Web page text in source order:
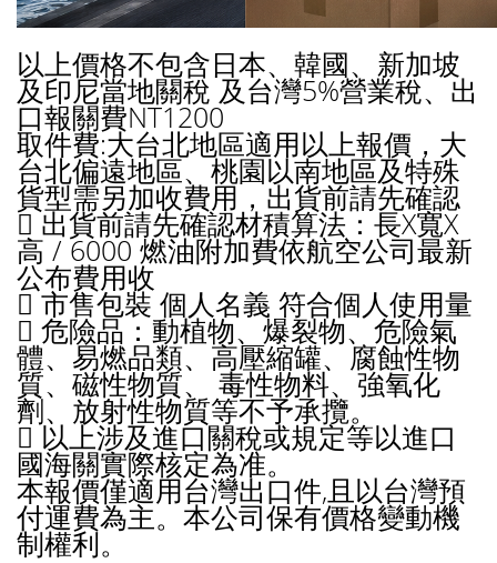
以上價格不包含日本、韓國、新加坡
及印尼當地關稅 及台灣5%營業稅、出
口報關費NT1200
取件費:大台北地區適用以上報價，大
台北偏遠地區、桃園以南地區及特殊
貨型需另加收費用，出貨前請先確認
 出貨前請先確認材積算法：長X寬X
高 / 6000 燃油附加費依航空公司最新
公布費用收
 市售包裝 個人名義 符合個人使用量
 危險品：動植物、爆裂物、危險氣
體、易燃品類、高壓縮罐、腐蝕性物
質、磁性物質、 毒性物料、強氧化
劑、放射性物質等不予承攬。
 以上涉及進口關稅或規定等以進口
國海關實際核定為准。
本報價僅適用台灣出口件,且以台灣預
付運費為主。本公司保有價格變動機
制權利。